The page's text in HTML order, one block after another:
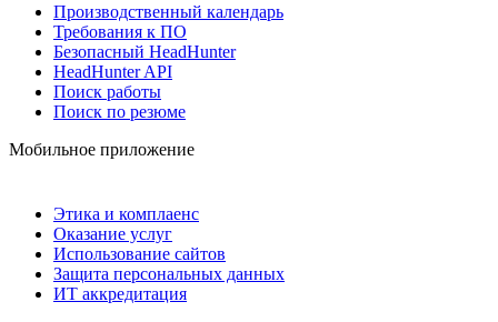
Производственный календарь
Требования к ПО
Безопасный HeadHunter
HeadHunter API
Поиск работы
Поиск по резюме
Мобильное приложение
Этика и комплаенс
Оказание услуг
Использование сайтов
Защита персональных данных
ИТ аккредитация